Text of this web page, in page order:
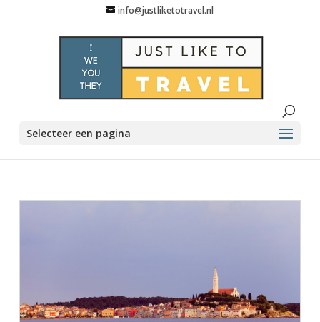
info@justliketotravel.nl
Selecteer een pagina